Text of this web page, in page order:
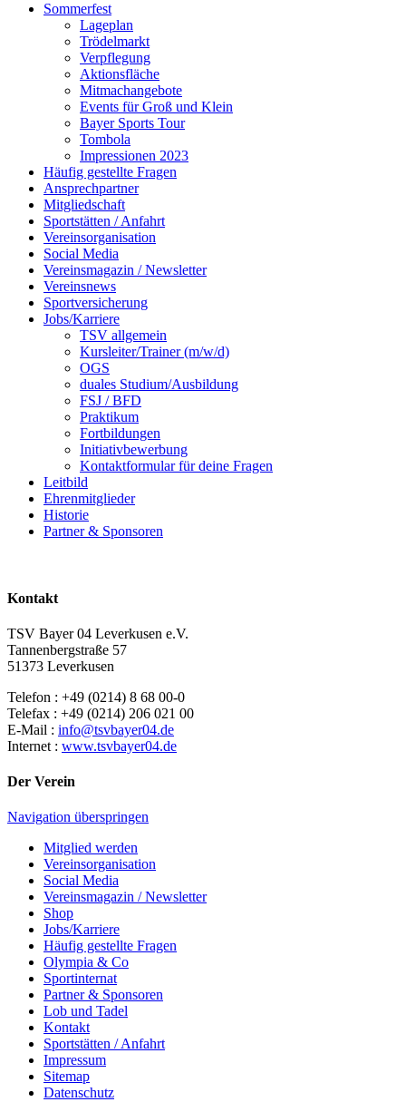
Sommerfest
Lageplan
Trödelmarkt
Verpflegung
Aktionsfläche
Mitmachangebote
Events für Groß und Klein
Bayer Sports Tour
Tombola
Impressionen 2023
Häufig gestellte Fragen
Ansprechpartner
Mitgliedschaft
Sportstätten / Anfahrt
Vereinsorganisation
Social Media
Vereinsmagazin / Newsletter
Vereinsnews
Sportversicherung
Jobs/Karriere
TSV allgemein
Kursleiter/Trainer (m/w/d)
OGS
duales Studium/Ausbildung
FSJ / BFD
Praktikum
Fortbildungen
Initiativbewerbung
Kontaktformular für deine Fragen
Leitbild
Ehrenmitglieder
Historie
Partner & Sponsoren
Kontakt
TSV Bayer 04 Leverkusen e.V.
Tannenbergstraße 57
51373 Leverkusen
Telefon : +49 (0214) 8 68 00-0
Telefax : +49 (0214) 206 021 00
E-Mail : info@tsvbayer04.de
Internet : www.tsvbayer04.de
Der Verein
Navigation überspringen
Mitglied werden
Vereinsorganisation
Social Media
Vereinsmagazin / Newsletter
Shop
Jobs/Karriere
Häufig gestellte Fragen
Olympia & Co
Sportinternat
Partner & Sponsoren
Lob und Tadel
Kontakt
Sportstätten / Anfahrt
Impressum
Sitemap
Datenschutz